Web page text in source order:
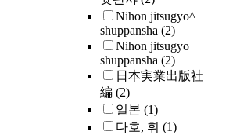
Nihon jitsugyo^
shuppansha (2)
Nihon jitsugyo
shuppansha (2)
日本実業出版社
編 (2)
일본 (1)
다호, 휘 (1)